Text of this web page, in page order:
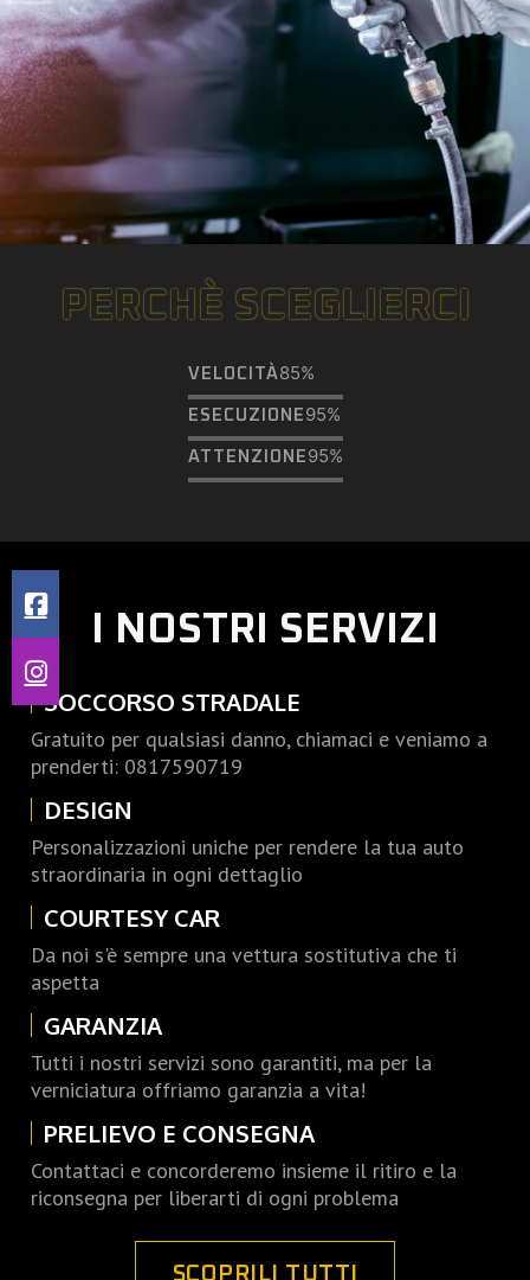
PERCHÈ SCEGLIERCI
VELOCITÀ85%
ESECUZIONE 95%
ATTENZIONE 95%
I NOSTRI SERVIZI
SOCCORSO STRADALE
Gratuito per qualsiasi danno, chiamaci e veniamo a
prenderti: 0817590719
DESIGN
Personalizzazioni uniche per rendere la tua auto
straordinaria in ogni dettaglio
COURTESY CAR
Da noi s'è sempre una vettura sostitutiva che ti
aspetta
GARANZIA
Tutti i nostri servizi sono garantiti, ma per la
verniciatura offriamo garanzia a vita!
PRELIEVO E CONSEGNA
Contattaci e concorderemo insieme il ritiro e la
riconsegna per liberarti di ogni problema
SCOPRILI TUTTI